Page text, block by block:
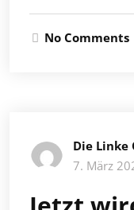
No Comments
Die Linke
7. März